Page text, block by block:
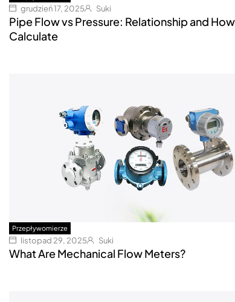
grudzień 17, 2025 Suki
Pipe Flow vs Pressure: Relationship and
Calculate
Przepływomierze
listopad 29, 2025 Suki
What Are Mechanical Flow Meters?